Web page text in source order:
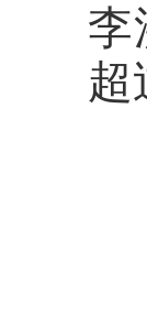
李
超